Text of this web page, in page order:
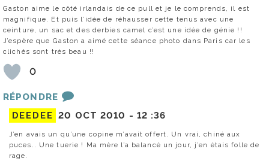
Gaston aime le côté irlandais de ce pull et je le comprends, il est
magnifique. Et puis l’idée de réhausser cette tenus avec une
ceinture, un sac et des derbies camel c’est une idée de génie !!
J’espère que Gaston a aimé cette séance photo dans Paris car les
clichés sont très beau !!
0
RÉPONDRE
DEEDEE 20 OCT 2010 - 12 :36
J’en avais un qu’une copine m’avait offert. Un vrai, chiné aux
puces.. Une tuerie ! Ma mère l’a balancé un jour, j’en étais folle de
rage.